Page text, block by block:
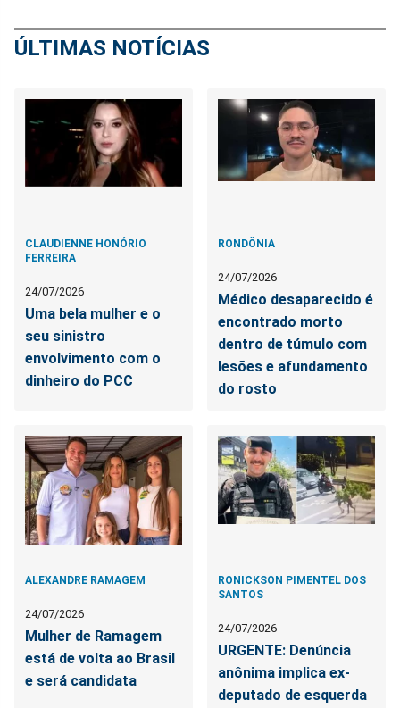
ÚLTIMAS NOTÍCIAS
CLAUDIENNE HONÓRIO
FERREIRA
24/07/2026
Uma bela mulher e o
seu sinistro
envolvimento com o
dinheiro do PCC
RONDÔNIA
24/07/2026
Médico desaparecido é
encontrado morto
dentro de túmulo com
lesões e afundamento
do rosto
ALEXANDRE RAMAGEM
24/07/2026
Mulher de Ramagem
está de volta ao Brasil
e será candidata
RONICKSON PIMENTEL DOS
SANTOS
24/07/2026
URGENTE: Denúncia
anônima implica ex-
deputado de esquerda